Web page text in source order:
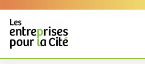
contenu